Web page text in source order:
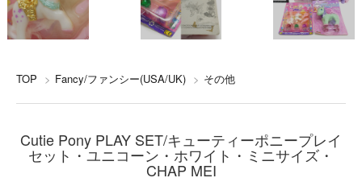
TOP > Fancy/ファンシー(USA/UK) > その他
Cutie Pony PLAY SET/キューティーポニープレイ
セット・ユニコーン・ホワイト・ミニサイズ・
CHAP MEI